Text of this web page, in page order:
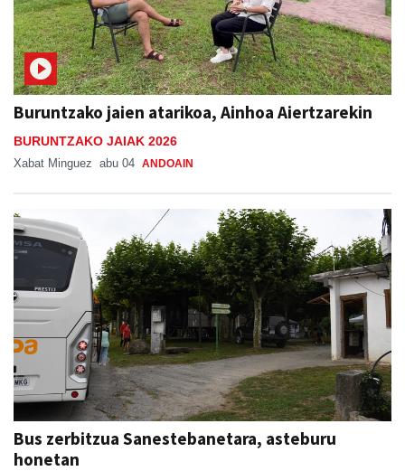
Buruntzako jaien atarikoa, Ainhoa Aiertzarekin
BURUNTZAKO JAIAK 2026
Xabat Minguez abu 04 ANDOAIN
Bus zerbitzua Sanestebanetara, asteburu
honetan